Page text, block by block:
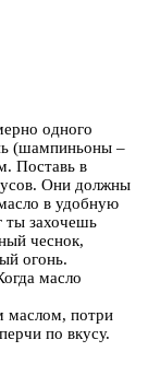
одного
(шампиньоны –
Поставь в
Они должны
в удобную
ты захочешь
чеснок,
огонь.
масло
маслом, потри
по вкусу.